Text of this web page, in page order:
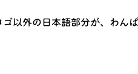
ゴ以外の日本語部分が、わん